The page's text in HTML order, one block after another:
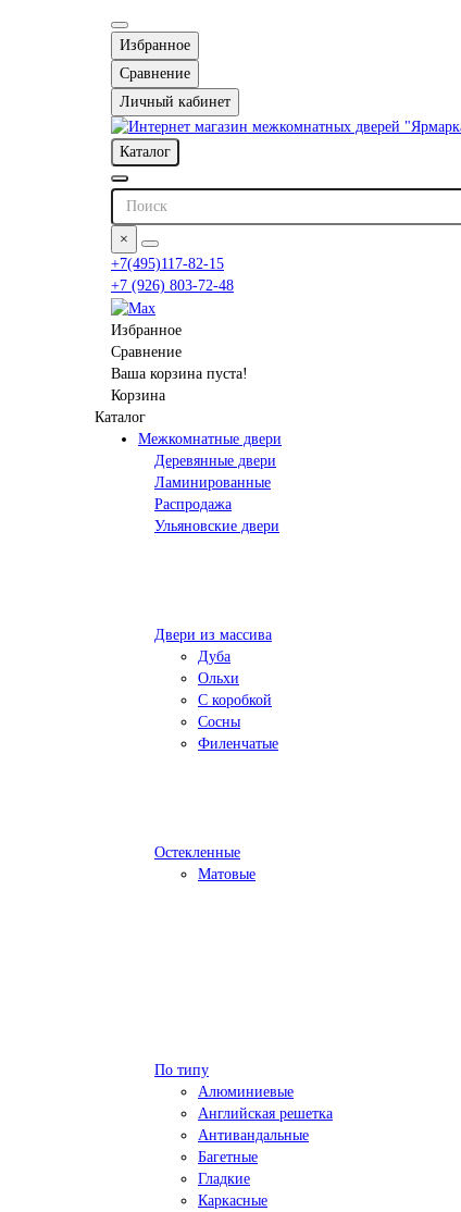
Избранное
Сравнение
Личный кабинет
Каталог
×
+7(495)117-82-15
+7 (926) 803-72-48
Избранное
Сравнение
Ваша корзина пуста!
Корзина
Каталог
Межкомнатные двери
Деревянные двери
Ламинированные
Распродажа
Ульяновские двери
Двери из массива
Дуба
Ольхи
С коробкой
Сосны
Филенчатые
Остекленные
Матовые
По типу
Алюминиевые
Английская решетка
Антивандальные
Багетные
Гладкие
Каркасные